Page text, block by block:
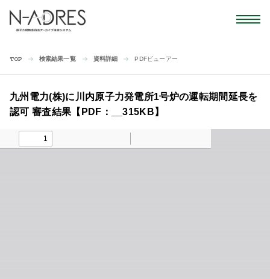
TOP 検索結果一覧 資料詳細 PDFビューアー
九州電力(株)に川内原子力発電所1号炉の運転期間延長を
認可 審査結果【PDF：__315KB】